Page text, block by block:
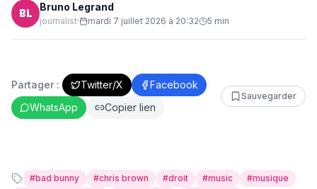
BL
Bruno Legrand
journalist· mardi 7 juillet 2026 à 20:32 5 min
Partager : Twitter/X
Facebook
WhatsApp
Copier lien
Sauvegarder
#bad bunny #chris brown #droit #music #musique